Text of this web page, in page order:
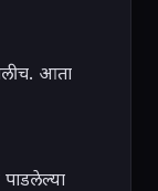
आता